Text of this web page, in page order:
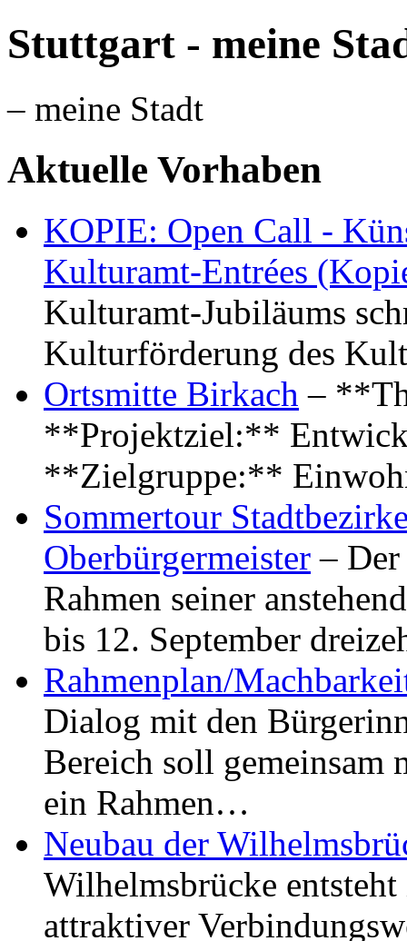
Stuttgart - meine
– meine Stadt
Aktuelle Vorhaben
KOPIE: Open Call -
Kulturamt-Entrées
Kulturamt-Jubiläums
Kulturförderung des
Ortsmitte Birkach –
**Projektziel:**
**Zielgruppe:**
Sommertour
Oberbürgermeister –
Rahmen seiner
bis 12. September
Rahmenplan/
Dialog mit den
Bereich soll gemeinsam
ein Rahmen…
Neubau der
Wilhelmsbrücke
attraktiver